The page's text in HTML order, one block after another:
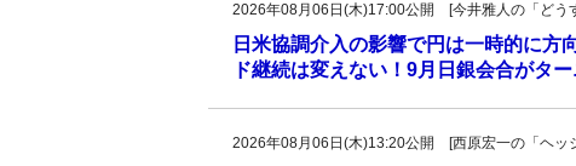
2026年08月06日(木)17:00公開 [今井雅人の「どう
日米協調介入の影響で円は一時的に方
ド継続は変えない！9月日銀会合がタ
2026年08月06日(木)13:20公開 [西原宏一の「ヘッ